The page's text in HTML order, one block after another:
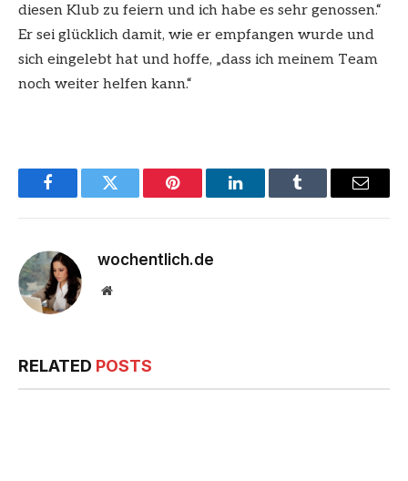
diesen Klub zu feiern und ich habe es sehr genossen.“
Er sei glücklich damit, wie er empfangen wurde und
sich eingelebt hat und hoffe, „dass ich meinem Team
noch weiter helfen kann.“
FacebookTwitter Pinterest LinkedInTumblr Email
wochentlich.de
Website
RELATED POSTS